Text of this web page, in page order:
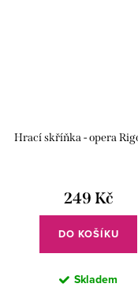
Hrací skříňka - opera
249 Kč
DO KOŠÍKU
Skladem